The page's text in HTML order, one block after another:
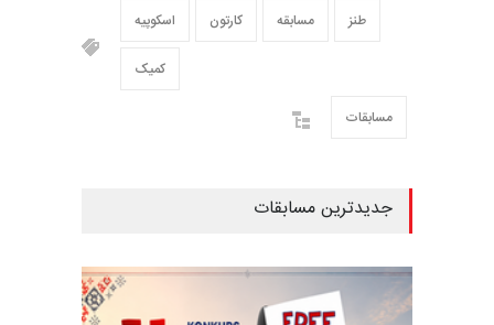
اسکوپیه کارتون مسابقه طنز
کمیک
مسابقات
جدیدترین مسابقات